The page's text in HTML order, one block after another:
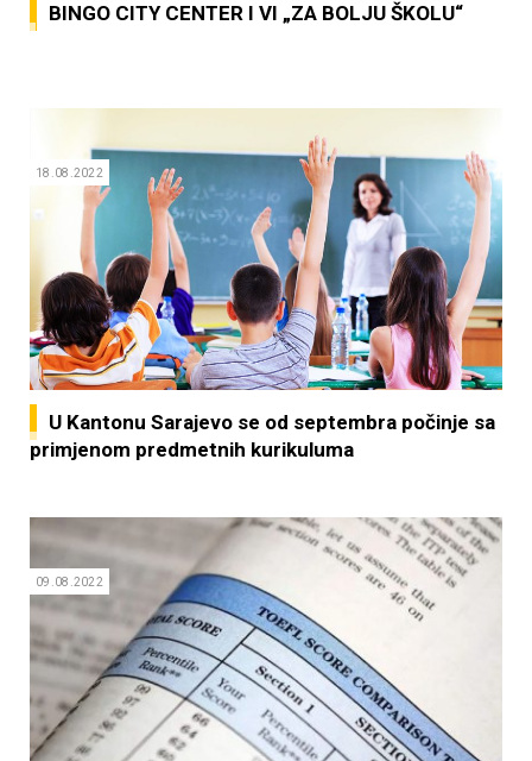
BINGO CITY CENTER I VI „ZA BOLJU ŠKOLU“
U Kantonu Sarajevo se od septembra počinje sa
primjenom predmetnih kurikuluma
18.08.2022
09.08.2022